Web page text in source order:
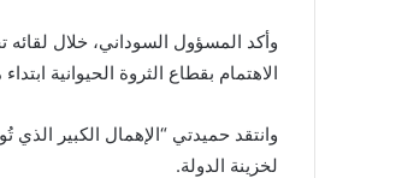
وأكد المسؤول السوداني، خلال
الاهتمام بقطاع الثروة الحيوانية
وانتقد حميدتي “الإهمال الكبير
لخزينة الدولة.